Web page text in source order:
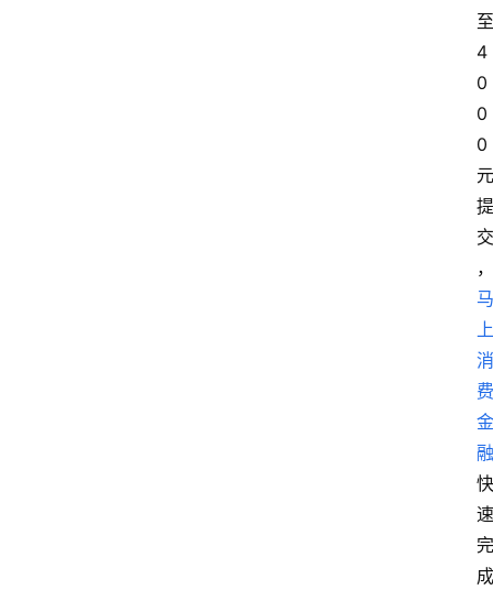
至
4
0
0
0
元
提
交
，
马
上
消
费
金
融
快
速
完
成